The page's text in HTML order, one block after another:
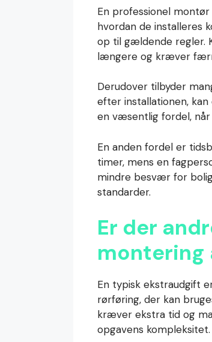
En professionel
hvordan de installeres
op til gældende regler.
længere og kræver
Derudover tilbyder
efter installationen,
en væsentlig fordel, når
En anden fordel er
timer, mens en
mindre besvær for
standarder.
Er der
En typisk ekstraudgift
rørføring, der kan
kræver ekstra tid og
opgavens kompleksitet.